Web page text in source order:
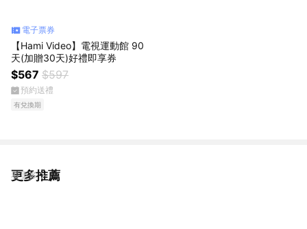
電子票券
【Hami Video】電視運動館 90
天(加贈30天)好禮即享券
$567 $597
預約送禮
有兌換期
更多推薦
看更多